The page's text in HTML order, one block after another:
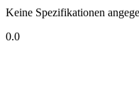
Keine Spezifikationen
0.0